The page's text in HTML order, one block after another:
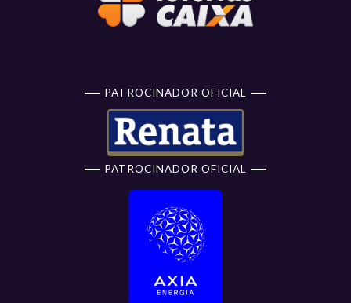
PATROCINADOR OFICIAL
PATROCINADOR OFICIAL